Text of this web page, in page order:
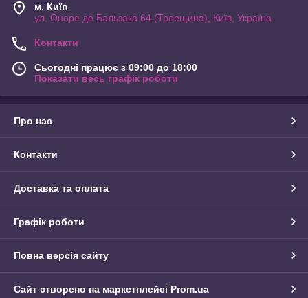
м. Київ
ул. Оноре де Бальзака 64 (Троещина), Київ, Україна
Контакти
Сьогодні працює з 09:00 до 18:00
Показати весь графік роботи
Про нас
Контакти
Доставка та оплата
Графік роботи
Повна версія сайту
Сайт створено на маркетплейсі Prom.ua